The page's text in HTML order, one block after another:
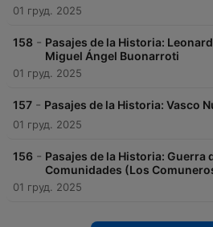
01 груд. 2025
158 - Pasajes de la Historia:
Miguel Ángel Buonarroti
01 груд. 2025
157 - Pasajes de la Historia: Vasco
01 груд. 2025
156 - Pasajes de la Historia: Guerra
Comunidades (Los
01 груд. 2025